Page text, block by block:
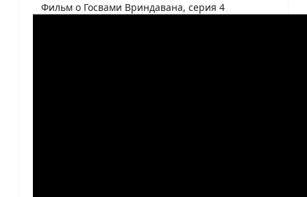
Фильм о Госвами Вриндавана, серия 4